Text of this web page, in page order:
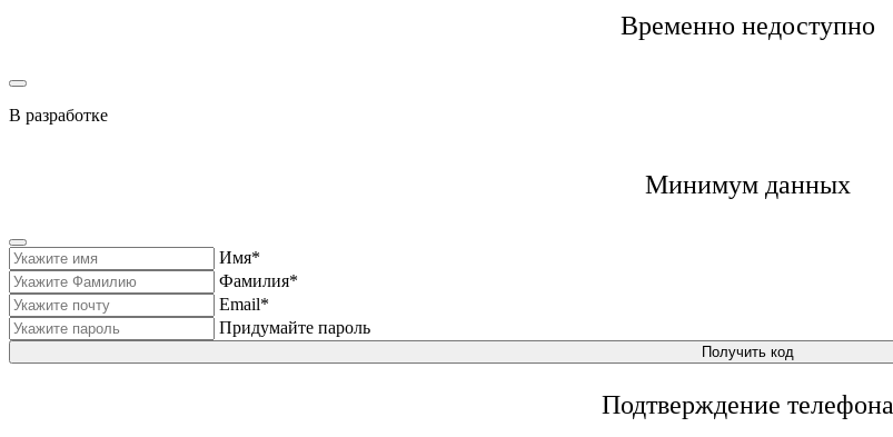
Временно недоступно
В разработке
Минимум данных
Имя*
Фамилия*
Email*
Придумайте пароль
Получить код
Подтверждение телефона